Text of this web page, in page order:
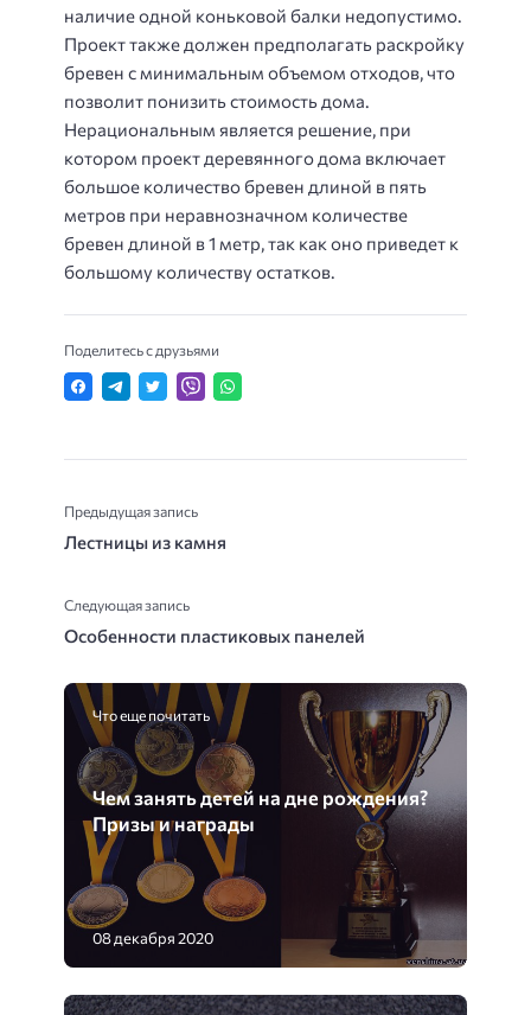
наличие одной коньковой балки недопустимо.
Проект также должен предполагать раскройку
бревен с минимальным объемом отходов, что
позволит понизить стоимость дома.
Нерациональным является решение, при
котором проект деревянного дома включает
большое количество бревен длиной в пять
метров при неравнозначном количестве
бревен длиной в 1 метр, так как оно приведет к
большому количеству остатков.
Поделитесь с друзьями
Предыдущая запись
Лестницы из камня
Следующая запись
Особенности пластиковых панелей
Что еще почитать
Чем занять детей на дне рождения?
Призы и награды
08 декабря 2020